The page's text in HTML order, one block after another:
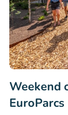
Weekend
EuroParcs